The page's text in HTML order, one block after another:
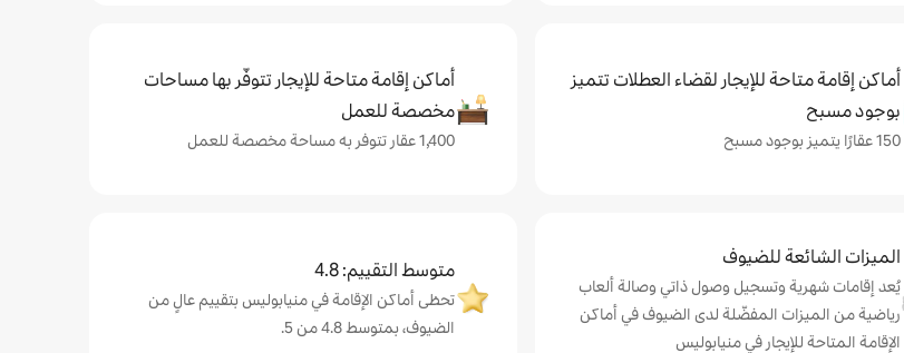
أماكن إقامة متاحة للإيجار لقضاء العطلات تتميز
بوجود مسبح
150 عقارًا يتميز بوجود مسبح
أماكن إقامة متاحة للإيجار تتوفّر بها مساحات
مخصصة للعمل
1,400 عقار تتوفر به مساحة مخصصة للعمل
الميزات الشائعة للضيوف
يُعد إقامات شهرية وتسجيل وصول ذاتي وصالة ألعاب
رياضية من الميزات المفضّلة لدى الضيوف في أماكن
الإقامة المتاحة للإيجار في منيابوليس
متوسط التقييم: 4.8
تحظى أماكن الإقامة في منيابوليس بتقييم عالٍ من
الضيوف، بمتوسط 4.8 من 5.